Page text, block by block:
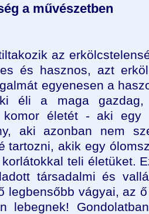
a művészetben
az
és hasznos, azt
egyenesen a
éli a maga gazdag,
életét - aki egy
aki azonban nem
tartozni, akik egy
teli életüket.
társadalmi és
legbensőbb vágyai, az
lebegnek!